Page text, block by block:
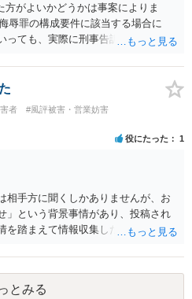
がよいかどうかは事案によりま
辱罪の構成要件に該当する場合に
っても、実際に刑事告訴に動くかど
求もできることが多いので、少しで
トで開示請求が行われることが多い
の口コミ投稿の場合、開示請求者は
ただし証拠による裏付けか必要な
いうケースが比較的多いと思われ
者
#風評被害・営業妨害
役にたった 1
相手方に聞くしかありませんが、お
」という背景事情があり、投稿され
を踏まえて情報収集した結果、この
ったことで「答え合わせ」になって
相手方の動きについても、相手方次
開の場で回答するには情報が乏し
とみる